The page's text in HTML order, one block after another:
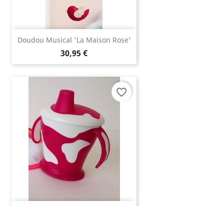
Doudou Musical 'La Maison Rose'
30,95 €
favorite_border